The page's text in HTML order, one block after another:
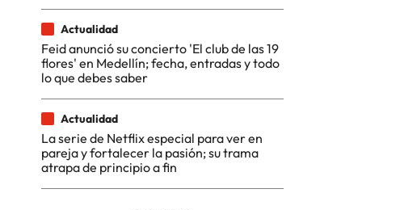
Actualidad
Feid anunció su concierto 'El club de las 19
flores' en Medellín; fecha, entradas y todo
lo que debes saber
Actualidad
La serie de Netflix especial para ver en
pareja y fortalecer la pasión; su trama
atrapa de principio a fin